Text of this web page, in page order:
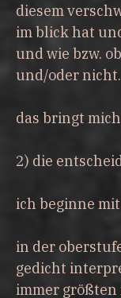
diesem
im blick hat
und wie bzw.
und/oder nicht.
das bringt
2) die
ich beginne
in der
gedicht
immer